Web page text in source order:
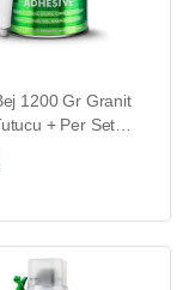
1200 Gr Granit
+ Per Set